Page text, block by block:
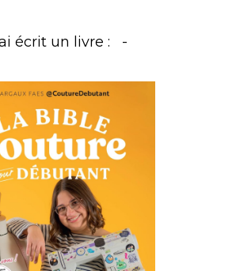
écrit un livre :